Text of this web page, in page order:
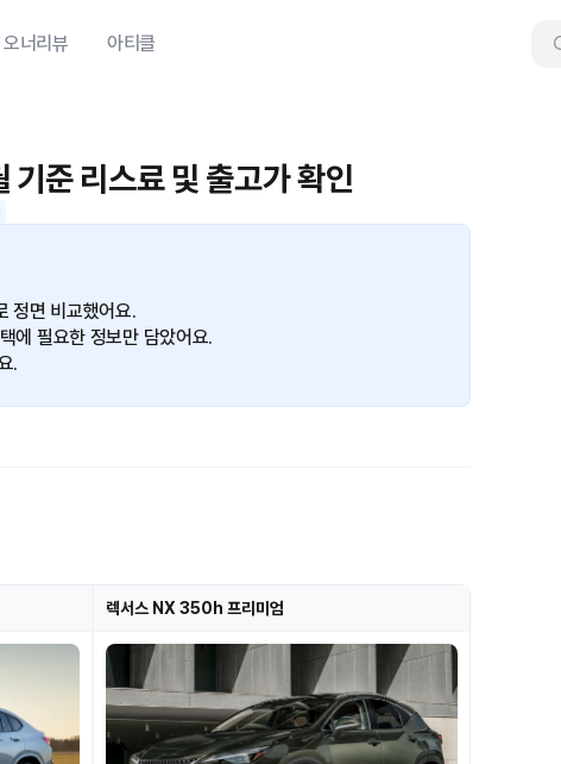
오너리뷰 아티클
준 리스료 및 출고가 확인
정면 비교했어요.
에 필요한 정보만 담았어요.
.
렉서스 NX 350h 프리미엄